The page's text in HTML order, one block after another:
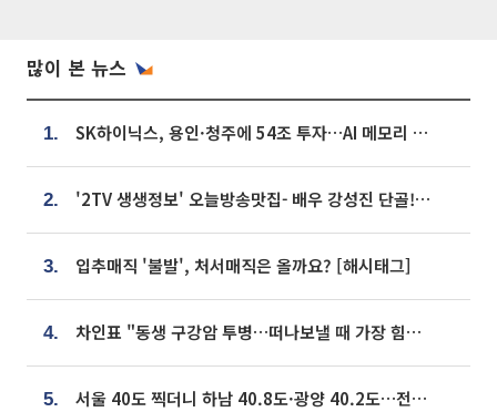
많이 본 뉴스
1. SK하이닉스, 용인·청주에 54조 투자…AI 메모리 생산기지 키운다
2. '2TV 생생정보' 오늘방송맛집- 배우 강성진 단골! 쌀국수ㆍ푸팟퐁 커리 맛집 '블○○○'
3. 입추매직 '불발', 처서매직은 올까요? [해시태그]
4. 차인표 "동생 구강암 투병…떠나보낼 때 가장 힘들었다”
5. 서울 40도 찍더니 하남 40.8도·광양 40.2도…전국 '펄펄'